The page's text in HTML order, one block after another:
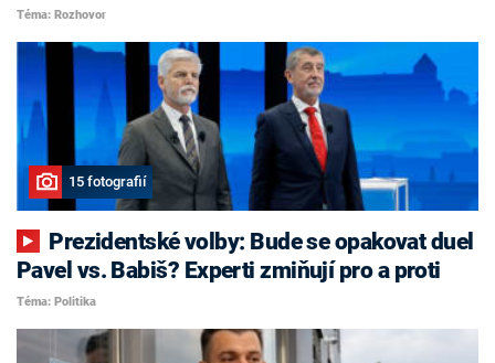
Téma: Rozhovor
15 fotografií
Pavel vs. Babiš? Experti zmiňují pro a proti
Téma: Politika